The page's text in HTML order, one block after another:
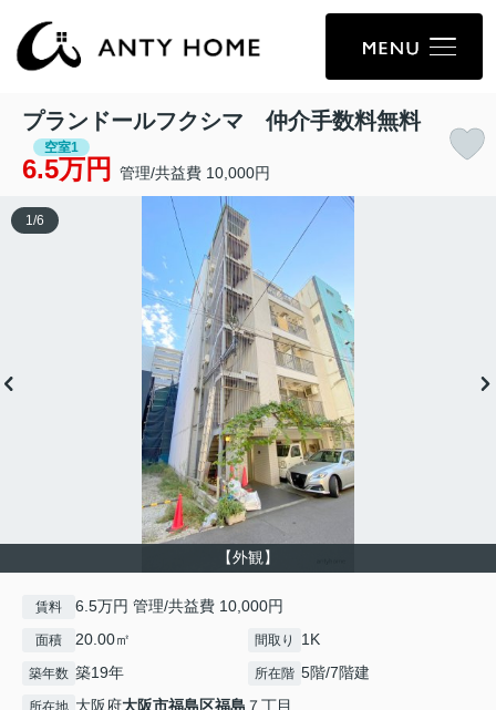
プランドールフクシマ 仲介手数料無料
空室1
6.5万円 管理/共益費 10,000円
【外観】
1 /6
賃料 6.5万円 管理/共益費 10,000円
面積 20.00㎡ 間取り 1K
築年数 築19年 所在階 5階/7階建
所在地 大阪府大阪市福島区福島 ７丁目